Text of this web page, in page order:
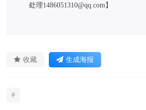
处理1486051310@qq.com】
收藏 生成海报
#